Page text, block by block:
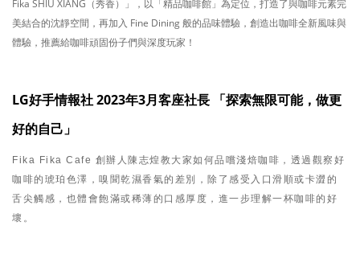
Fika SHIU XIANG（秀香）」，以「精品咖啡館」為定位，打造了與咖啡元素完
美結合的沈靜空間，再加入 Fine Dining 般的品味體驗，創造出咖啡全新風味與
體驗，推薦給咖啡頑固份子們與深度玩家！
LG好手情報社 2023年3月客座社長 「探索無限可能，做更
好的自己」
Fika Fika Cafe 創辦人陳志煌教大家如何品嚐淺焙咖啡，透過觀察好
咖啡的琥珀色澤，嗅聞乾濕香氣的差別，除了感受入口滑順或卡澀的
舌尖觸感，也體會飽滿或稀薄的口感厚度，進一步理解一杯咖啡的好
壞。